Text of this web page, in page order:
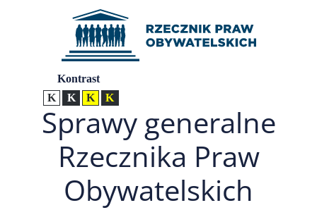
Przejdź do menu głównego (nacisnij Enter)
Przejdź do treści (nacisnij Enter)
Przejdź do mapy serwisu (nacisnij Enter)
UstawieniaKontrast
Kontrast normalny
Kontrast biały tekst na czarnym
Kontrast czarny tekst na żółtym
Sprawy generalne
Rzecznika Praw
Obywatelskich